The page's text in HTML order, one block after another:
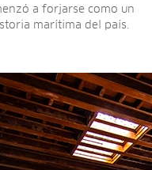
a forjarse como un
marítima del país.